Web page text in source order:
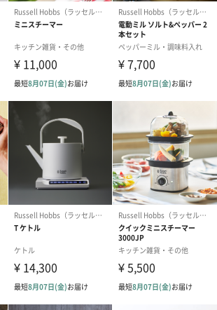
ブランド
と呼ばれるブランド、「Russell Hobbs」
と技術力の高さから、世界各国で良品質の評
スの代表的な家電ブランドです。
て＞
り、ラッピング包装なしでも見劣りしない
シュに